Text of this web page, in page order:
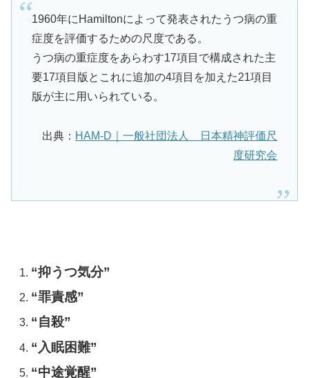
1960年にHamiltonによって発表されたうつ病の重
症度を評価するための尺度である。
うつ病の重症度をあらわす17項目で構成された主
要17項目版とこれに追加の4項目を加えた21項目
版が主に用いられている。
出典： HAM-D｜一般社団法人 日本精神評価尺
度研究会
“抑うつ気分”
“罪責感”
“自殺”
“入眠困難”
“中途覚醒”